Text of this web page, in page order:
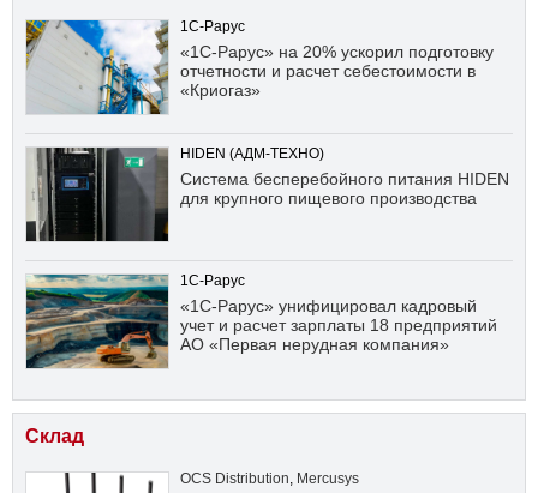
1С-Рарус
«1С-Рарус» на 20% ускорил подготовку
отчетности и расчет себестоимости в
«Криогаз»
HIDEN (АДМ-ТЕХНО)
Система бесперебойного питания HIDEN
для крупного пищевого производства
1С-Рарус
«1С-Рарус» унифицировал кадровый
учет и расчет зарплаты 18 предприятий
АО «Первая нерудная компания»
Склад
OCS Distribution, Mercusys